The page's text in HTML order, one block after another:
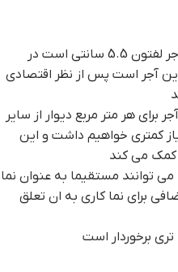
این آجر از نظر ابعاد تقریبا 1.5 برابر اجر لفتون 5.5 سانتی است در
قیمت ان 30 درصد این آجر است پس از نظر اقتصادی
برای هر متر مربع دیوار از سایر
کمتری خواهیم داشت و این
می کند
توانند مستقیما به عنوان نما
برای نما کاری به ان تعلق
برخوردار است